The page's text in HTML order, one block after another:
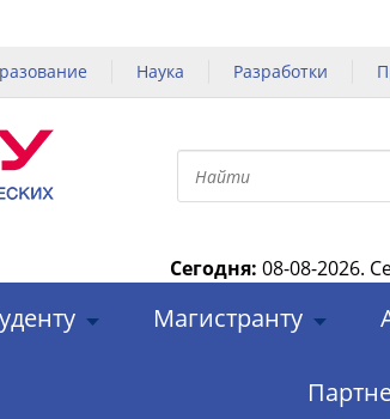
Наука Разработки
Сегодня: 08-08-2026.
Магистранту